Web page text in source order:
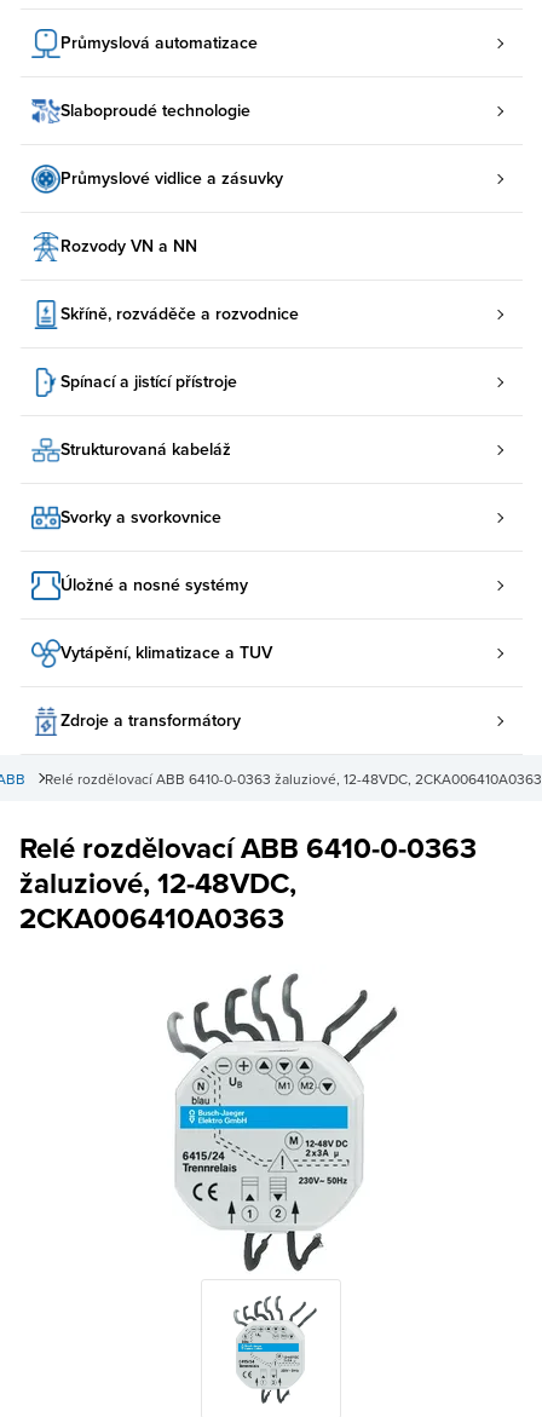
Průmyslová automatizace
Slaboproudé technologie
Průmyslové vidlice a zásuvky
Rozvody VN a NN
Skříně, rozváděče a rozvodnice
Spínací a jistící přístroje
Strukturovaná kabeláž
Svorky a svorkovnice
Úložné a nosné systémy
Vytápění, klimatizace a TUV
Zdroje a transformátory
Relé rozdělovací ABB 6410-0-0363 žaluziové, 12-48VDC, 2CKA006410A0363
Relé rozdělovací ABB 6410-0-0363
žaluziové, 12-48VDC,
2CKA006410A0363